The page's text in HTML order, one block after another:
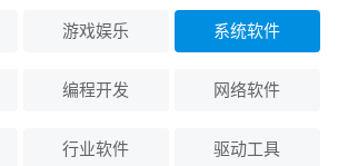
游戏娱乐 系统软件
编程开发 网络软件
行业软件 驱动工具